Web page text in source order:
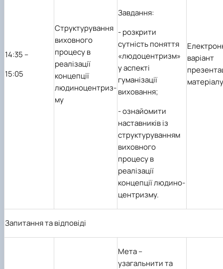
14:35 –
15:05
Структурування
виховного
процесу в
реалізації
концепції
людиноцентриз-
му
Завдання:
-розкрити
сутність поняття
«людоцентризм»
у аспекті
гуманізації
виховання;
-ознайомити
наставників із
структуруванням
виховного
процесу в
реалізації
концепції людино-
центризму.
варіант
матеріалу
Запитання та відповіді
Мета–
узагальнити та